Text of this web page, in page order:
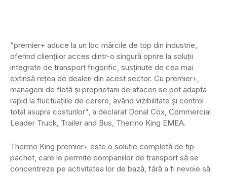
”premier+ aduce la un loc mărcile de top din industrie,
oferind clienților acces dintr-o singură oprire la soluții
integrate de transport frigorific, susținute de cea mai
extinsă rețea de dealeri din acest sector. Cu premier+,
managerii de flotă și proprietarii de afaceri se pot adapta
rapid la fluctuațiile de cerere, având vizibilitate și control
total asupra costurilor”, a declarat Donal Cox, Commercial
Leader Truck, Trailer and Bus, Thermo King EMEA.
Thermo King premier+ este o soluție completă de tip
pachet, care le permite companiilor de transport să se
concentreze pe activitatea lor de bază, fără a fi nevoie să